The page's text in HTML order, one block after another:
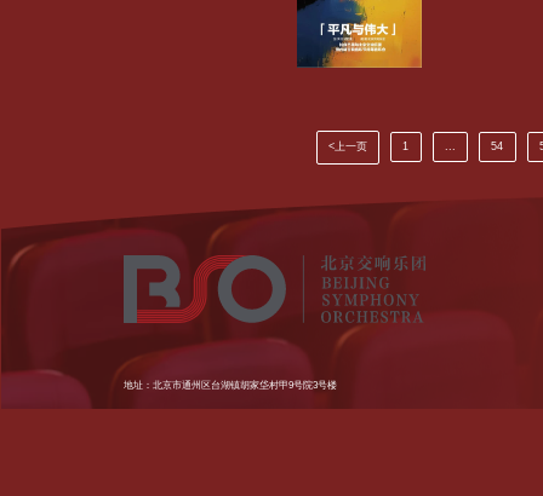
<上一页 1 ... 54
地址：北京市通州区台湖镇胡家垈村甲9号院3号楼